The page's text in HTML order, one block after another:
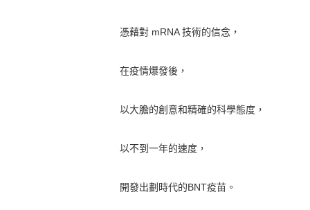
憑藉對 mRNA 技術的信念，
在疫情爆發後，
以大膽的創意和精確的科學態度，
以不到一年的速度，
開發出劃時代的BNT疫苗。